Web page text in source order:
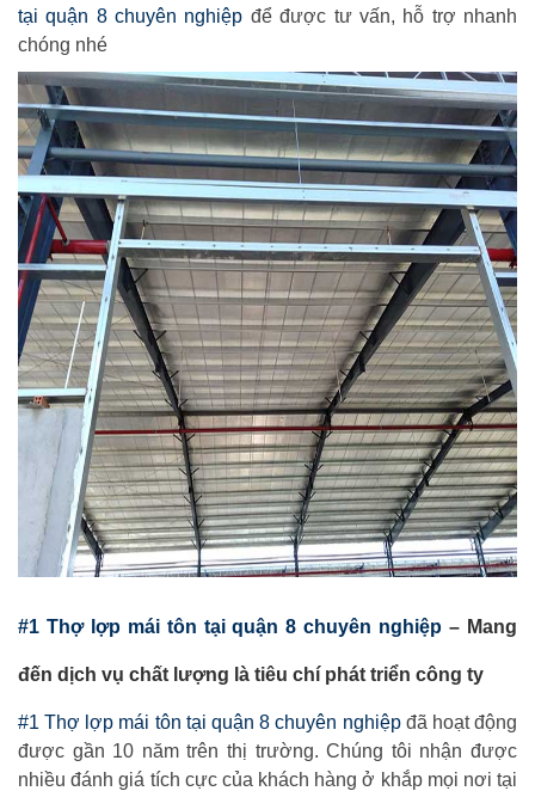
tại quận 8 chuyên nghiệp để được tư vấn, hỗ trợ nhanh
chóng nhé
#1 Thợ lợp mái tôn tại quận 8 chuyên nghiệp – Mang
đến dịch vụ chất lượng là tiêu chí phát triển công ty
#1 Thợ lợp mái tôn tại quận 8 chuyên nghiệpđã hoạt động
được gần 10 năm trên thị trường. Chúng tôi nhận được
nhiều đánh giá tích cực của khách hàng ở khắp mọi nơi tại